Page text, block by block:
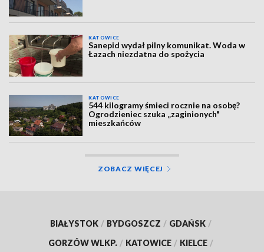
KATOWICE
Sanepid wydał pilny komunikat. Woda w
Łazach niezdatna do spożycia
KATOWICE
544 kilogramy śmieci rocznie na osobę?
Ogrodzieniec szuka „zaginionych"
mieszkańców
ZOBACZ WIĘCEJ
BIAŁYSTOK / BYDGOSZCZ / GDAŃSK /
GORZÓW WLKP. / KATOWICE / KIELCE /